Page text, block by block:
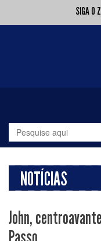
SIGA O
NOTÍCIAS
John,